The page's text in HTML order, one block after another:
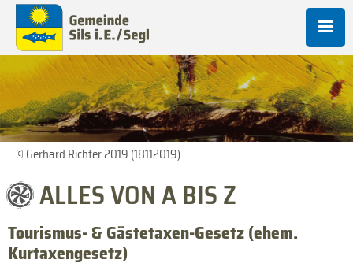
© Gerhard Richter 2019 (18112019)
ALLES VON A BIS Z
Tourismus- & Gästetaxen-Gesetz (ehem.
Kurtaxengesetz)